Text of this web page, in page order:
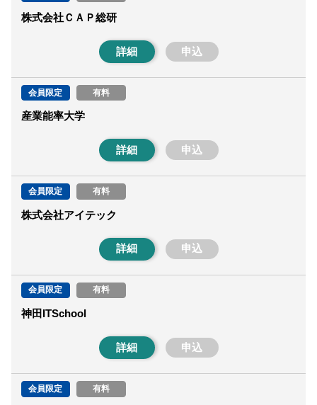
株式会社ＣＡＰ総研
詳細 申込
会員限定 有料
産業能率大学
詳細 申込
会員限定 有料
株式会社アイテック
詳細 申込
会員限定 有料
神田ITSchool
詳細 申込
会員限定 有料